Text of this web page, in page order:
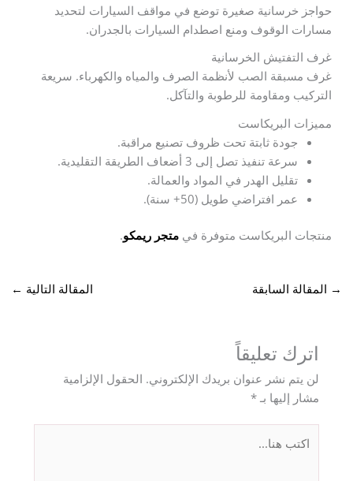
حواجز خرسانية صغيرة توضع في مواقف السيارات لتحديد
مسارات الوقوف ومنع اصطدام السيارات بالجدران.
غرف التفتيش الخرسانية
غرف مسبقة الصب لأنظمة الصرف والمياه والكهرباء. سريعة
التركيب ومقاومة للرطوبة والتآكل.
مميزات البريكاست
جودة ثابتة تحت ظروف تصنيع مراقبة.
سرعة تنفيذ تصل إلى 3 أضعاف الطريقة التقليدية.
تقليل الهدر في المواد والعمالة.
عمر افتراضي طويل (50+ سنة).
منتجات البريكاست متوفرة في متجر ريمكو.
→ المقالة السابقة المقالة التالية ←
اترك تعليقاً
لن يتم نشر عنوان بريدك الإلكتروني. الحقول الإلزامية
مشار إليها بـ*
هنا...